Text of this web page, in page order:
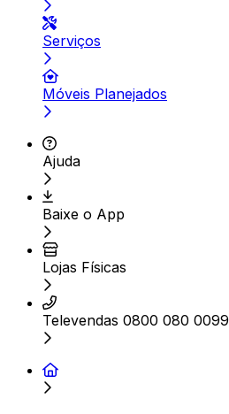
Serviços
Móveis Planejados
Ajuda
Baixe o App
Lojas Físicas
Televendas 0800 080 0099